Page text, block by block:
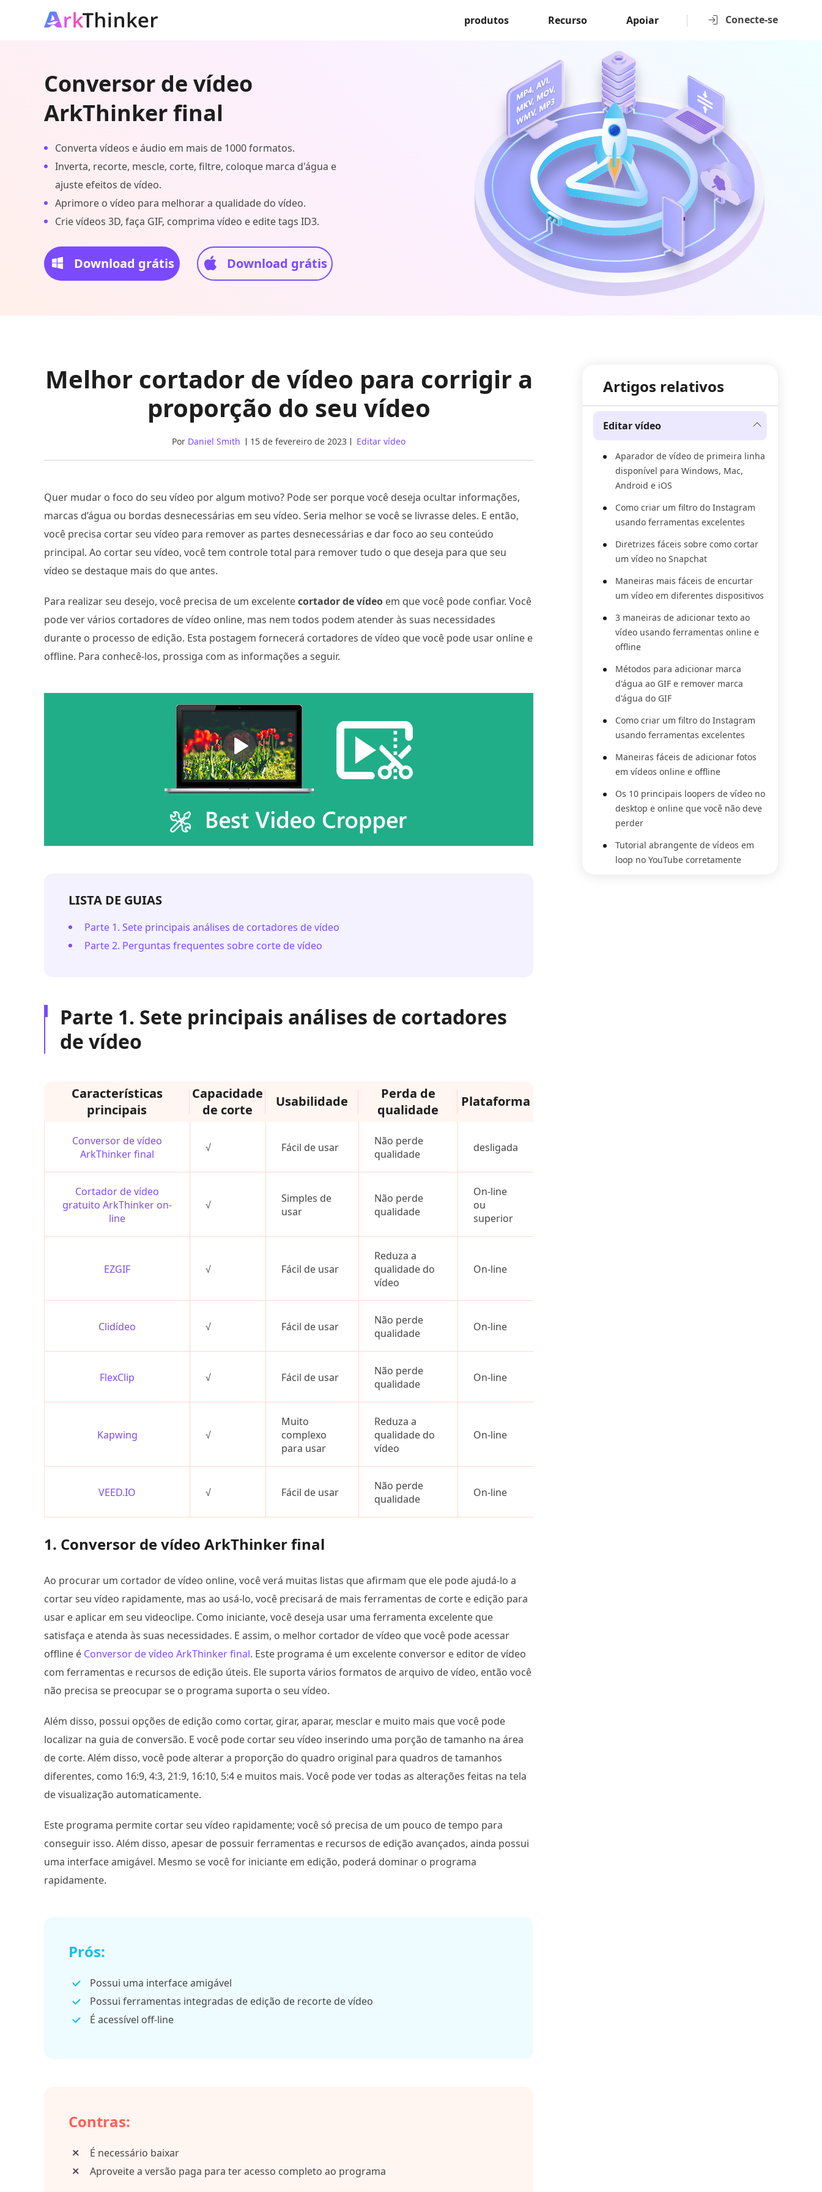
Conecte-se
produtos Recurso Apoiar
Conversor de vídeo
ArkThinker final
Converta vídeos e áudio em mais de 1000 formatos.
Inverta, recorte, mescle, corte, filtre, coloque marca d'água e
ajuste efeitos de vídeo.
Aprimore o vídeo para melhorar a qualidade do vídeo.
Crie vídeos 3D, faça GIF, comprima vídeo e edite tags ID3.
Download grátis Download grátis
Melhor cortador de vídeo para corrigir a
proporção do seu vídeo
Por Daniel Smith 15 de fevereiro de 2023 Editar vídeo
Quer mudar o foco do seu vídeo por algum motivo? Pode ser porque você deseja ocultar informações,
marcas d’água ou bordas desnecessárias em seu vídeo. Seria melhor se você se livrasse deles. E então,
você precisa cortar seu vídeo para remover as partes desnecessárias e dar foco ao seu conteúdo
principal. Ao cortar seu vídeo, você tem controle total para remover tudo o que deseja para que seu
vídeo se destaque mais do que antes.
Para realizar seu desejo, você precisa de um excelentecortador de vídeo em que você pode confiar. Você
pode ver vários cortadores de vídeo online, mas nem todos podem atender às suas necessidades
durante o processo de edição. Esta postagem fornecerá cortadores de vídeo que você pode usar online e
offline. Para conhecê-los, prossiga com as informações a seguir.
LISTA DE GUIAS
Parte 1. Sete principais análises de cortadores de vídeo
Parte 2. Perguntas frequentes sobre corte de vídeo
Parte 1. Sete principais análises de cortadores
de vídeo
Características
principais
Capacidade
de corte
Usabilidade
Perda de
qualidade
Plataforma
Conversor de vídeo
ArkThinker final
√ Fácil de usar
Não perde
qualidade
desligada
Cortador de vídeo
gratuito ArkThinker on-
line
√
Simples de
usar
Não perde
qualidade
On-line
ou
superior
EZGIF √ Fácil de usar
Reduza a
qualidade do
vídeo
On-line
Clidídeo √ Fácil de usar
Não perde
qualidade
On-line
FlexClip √ Fácil de usar
Não perde
qualidade
On-line
Kapwing √
Muito
complexo
para usar
Reduza a
qualidade do
vídeo
On-line
VEED.IO √ Fácil de usar
Não perde
qualidade
On-line
1. Conversor de vídeo ArkThinker final
Ao procurar um cortador de vídeo online, você verá muitas listas que afirmam que ele pode ajudá-lo a
cortar seu vídeo rapidamente, mas ao usá-lo, você precisará de mais ferramentas de corte e edição para
usar e aplicar em seu videoclipe. Como iniciante, você deseja usar uma ferramenta excelente que
satisfaça e atenda às suas necessidades. E assim, o melhor cortador de vídeo que você pode acessar
offline é Conversor de vídeo ArkThinker final. Este programa é um excelente conversor e editor de vídeo
com ferramentas e recursos de edição úteis. Ele suporta vários formatos de arquivo de vídeo, então você
não precisa se preocupar se o programa suporta o seu vídeo.
Além disso, possui opções de edição como cortar, girar, aparar, mesclar e muito mais que você pode
localizar na guia de conversão. E você pode cortar seu vídeo inserindo uma porção de tamanho na área
de corte. Além disso, você pode alterar a proporção do quadro original para quadros de tamanhos
diferentes, como 16:9, 4:3, 21:9, 16:10, 5:4 e muitos mais. Você pode ver todas as alterações feitas na tela
de visualização automaticamente.
Este programa permite cortar seu vídeo rapidamente; você só precisa de um pouco de tempo para
conseguir isso. Além disso, apesar de possuir ferramentas e recursos de edição avançados, ainda possui
uma interface amigável. Mesmo se você for iniciante em edição, poderá dominar o programa
rapidamente.
Prós:
Possui uma interface amigável
Possui ferramentas integradas de edição de recorte de vídeo
É acessível off-line
Contras:
É necessário baixar
Aproveite a versão paga para ter acesso completo ao programa
Artigos relativos
Editar vídeo
Aparador de vídeo de primeira linha
disponível para Windows, Mac,
Android e iOS
Como criar um filtro do Instagram
usando ferramentas excelentes
Diretrizes fáceis sobre como cortar
um vídeo no Snapchat
Maneiras mais fáceis de encurtar
um vídeo em diferentes dispositivos
3 maneiras de adicionar texto ao
vídeo usando ferramentas online e
offline
Métodos para adicionar marca
d'água ao GIF e remover marca
d'água do GIF
Como criar um filtro do Instagram
usando ferramentas excelentes
Maneiras fáceis de adicionar fotos
em vídeos online e offline
Os 10 principais loopers de vídeo no
desktop e online que você não deve
perder
Tutorial abrangente de vídeos em
loop no YouTube corretamente